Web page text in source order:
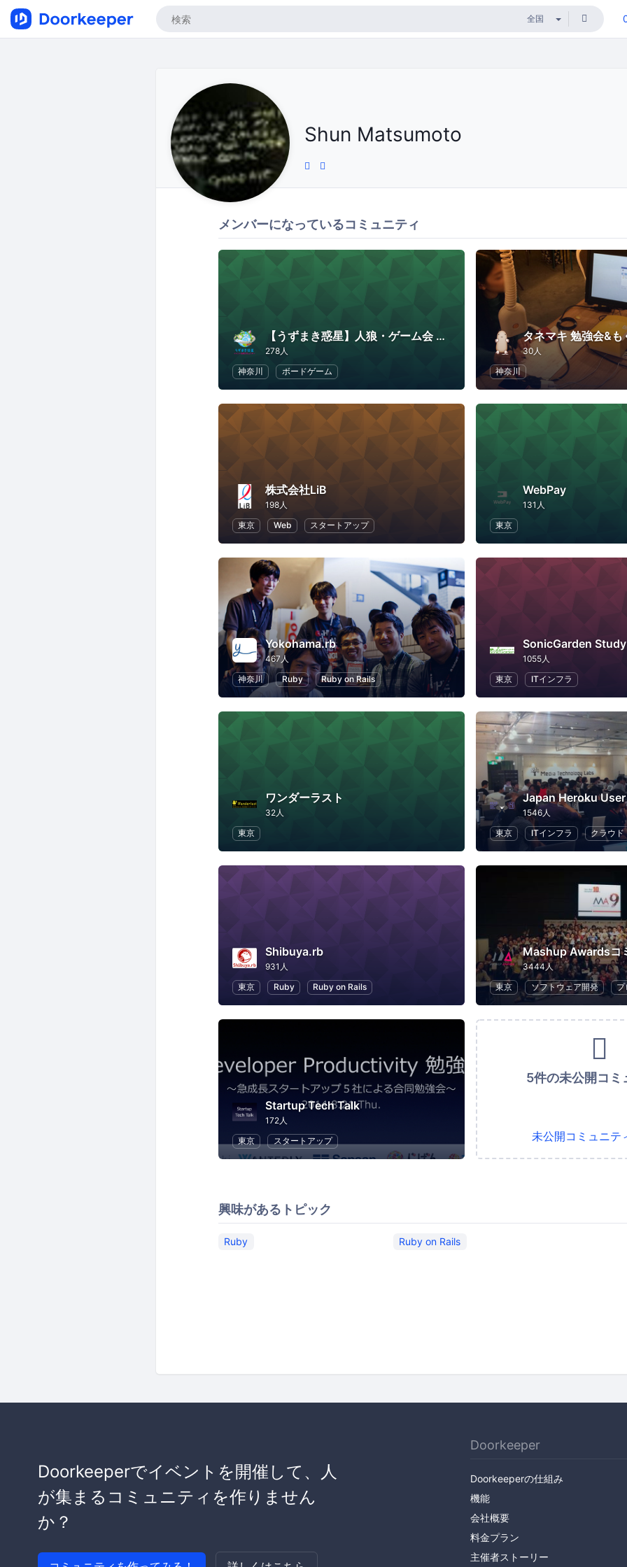
Shun Matsumoto
メンバーになっているコミュニティ
【うずまき惑星】人狼・ゲーム会 連絡用コミュニティ
278人
神奈川
ボードゲーム
タネマキ 勉強会&も
30人
神奈川
株式会社LiB
198人
東京
Web スタートアップ
WebPay
131人
東京
Yokohama.rb
467人
神奈川
Ruby Ruby on Rails
SonicGarden Study
1055人
東京
ITインフラ
ワンダーラスト
32人
東京
Japan Heroku
1546人
東京
ITインフラ クラウド
Shibuya.rb
931人
東京
Ruby Ruby on Rails
Mashup Awardsコ
3444人
東京
ソフトウェア開発
Startup Tech Talk
172人
東京
スタートアップ
5件の未公開コミ
未公開コミュニテ
興味があるトピック
Ruby Ruby on Rails
Doorkeeperでイベントを開催して、人
が集まるコミュニティを作りません
か？
Doorkeeper
Doorkeeperの仕組み
機能
会社概要
料金プラン
主催者ストーリー